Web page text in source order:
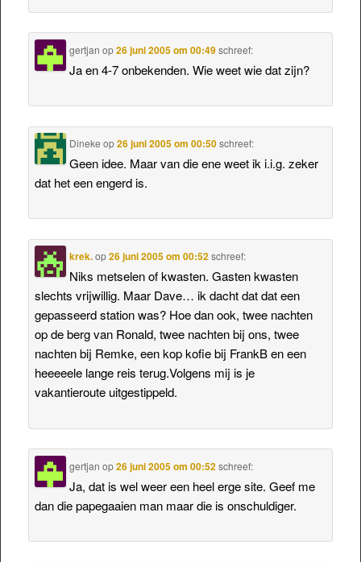
gertjan op26 juni 2005 om 00:49 schreef:
Ja en 4-7 onbekenden. Wie weet wie dat zijn?
Dineke op26 juni 2005 om 00:50 schreef:
Geen idee. Maar van die ene weet ik i.i.g. zeker
dat het een engerd is.
krek.op26 juni 2005 om 00:52 schreef:
Niks metselen of kwasten. Gasten kwasten
slechts vrijwillig. Maar Dave… ik dacht dat dat een
gepasseerd station was? Hoe dan ook, twee nachten
op de berg van Ronald, twee nachten bij ons, twee
nachten bij Remke, een kop kofie bij FrankB en een
heeeeele lange reis terug.Volgens mij is je
vakantieroute uitgestippeld.
gertjan op26 juni 2005 om 00:52 schreef:
Ja, dat is wel weer een heel erge site. Geef me
dan die papegaaien man maar die is onschuldiger.